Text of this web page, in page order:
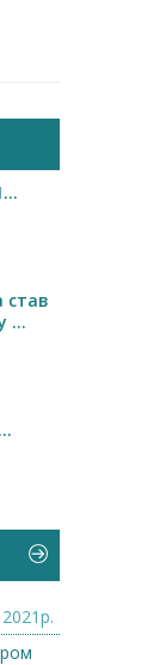
став
...